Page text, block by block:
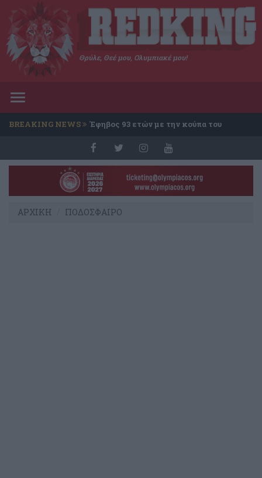
Θρύλε, Θεέ μου, Ολυμπιακέ μου!
Toggle
BREAKING NEWS Έφηβος 93 ετών με την κούπα του
ΑΡΧΙΚΗ ΠΟΔΟΣΦΑΙΡΟ